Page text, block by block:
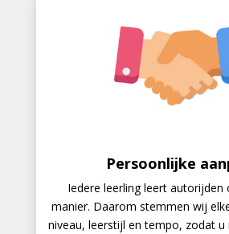
Persoonlijke
Iedere leerling leert autorijden
manier. Daarom stemmen wij
niveau, leerstijl en tempo, zodat